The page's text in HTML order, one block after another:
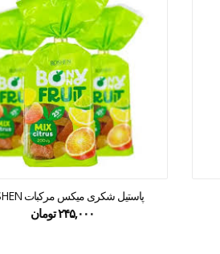
پاستیل شکری میکس مرکبات ROSHEN
۲۴۵,۰۰۰تومان